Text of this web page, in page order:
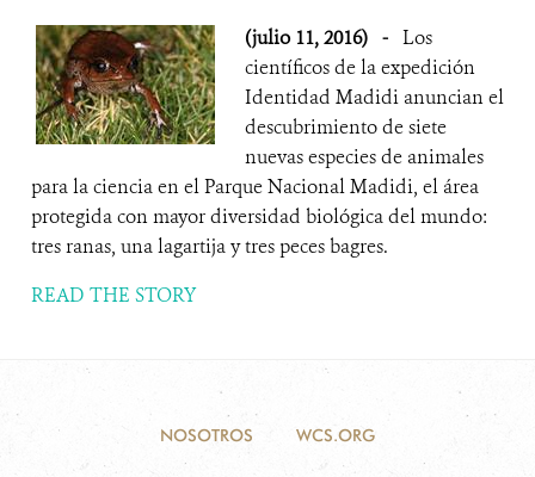
(julio 11, 2016) - Los
científicos de la expedición
Identidad Madidi anuncian el
descubrimiento de siete
nuevas especies de animales
para la ciencia en el Parque Nacional Madidi, el área
protegida con mayor diversidad biológica del mundo:
tres ranas, una lagartija y tres peces bagres.
READ THE STORY
NOSOTROS WCS.ORG